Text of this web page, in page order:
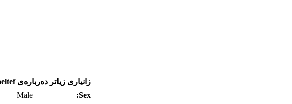
زانیاری زیاتر ده‌رباره‌ی Michaeltef
Sex:
Male